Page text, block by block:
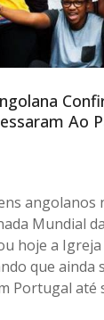
Ao
angolanos
Mundial
hoje a Igreja
que ainda
Portugal até